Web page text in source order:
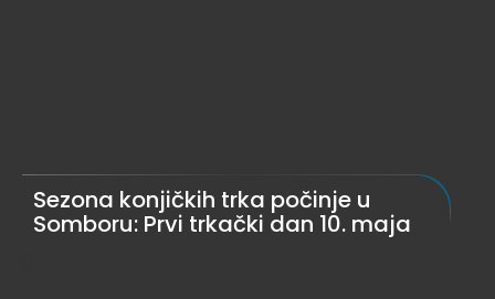
Sezona konjičkih trka počinje u
Somboru: Prvi trkački dan 10. maja